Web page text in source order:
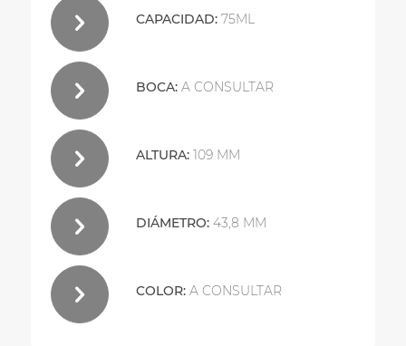
CAPACIDAD: 75ML
BOCA: A CONSULTAR
ALTURA: 109 MM
DIÁMETRO: 43,8 MM
COLOR: A CONSULTAR